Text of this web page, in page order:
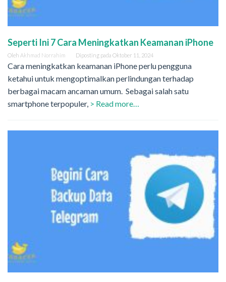
Seperti Ini 7 Cara Meningkatkan Keamanan iPhone
Oleh Akhmad Norrahim Diposting pada Oktober 11, 2024
Cara meningkatkan keamanan iPhone perlu pengguna
ketahui untuk mengoptimalkan perlindungan terhadap
berbagai macam ancaman umum. Sebagai salah satu
smartphone terpopuler, > Read more…